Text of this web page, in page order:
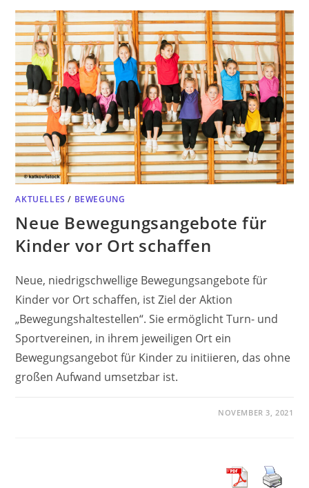
AKTUELLES / BEWEGUNG
Neue Bewegungsangebote für
Kinder vor Ort schaffen
Neue, niedrigschwellige Bewegungsangebote für
Kinder vor Ort schaffen, ist Ziel der Aktion
„Bewegungshaltestellen“. Sie ermöglicht Turn- und
Sportvereinen, in ihrem jeweiligen Ort ein
Bewegungsangebot für Kinder zu initiieren, das ohne
großen Aufwand umsetzbar ist.
NOVEMBER 3, 2021